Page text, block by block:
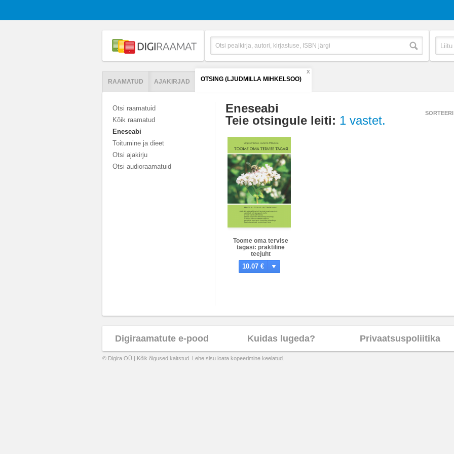
RAAMATUD AJAKIRJAD OTSING (LJUDMILLA MIHKELSOO)
X
Otsi raamatuid
Kõik raamatud
Eneseabi
Toitumine ja dieet
Otsi ajakirju
Otsi audioraamatuid
Eneseabi
Teie otsingule leiti: 1 vastet.
Toome oma tervise
tagasi: praktiline
teejuht
(ise)tervendajale
10.07 €
Digiraamatute e-pood Kuidas lugeda? Privaatsuspoliitika
© Digira OÜ | Kõik õigused kaitstud. Lehe sisu loata kopeerimine keelatud.